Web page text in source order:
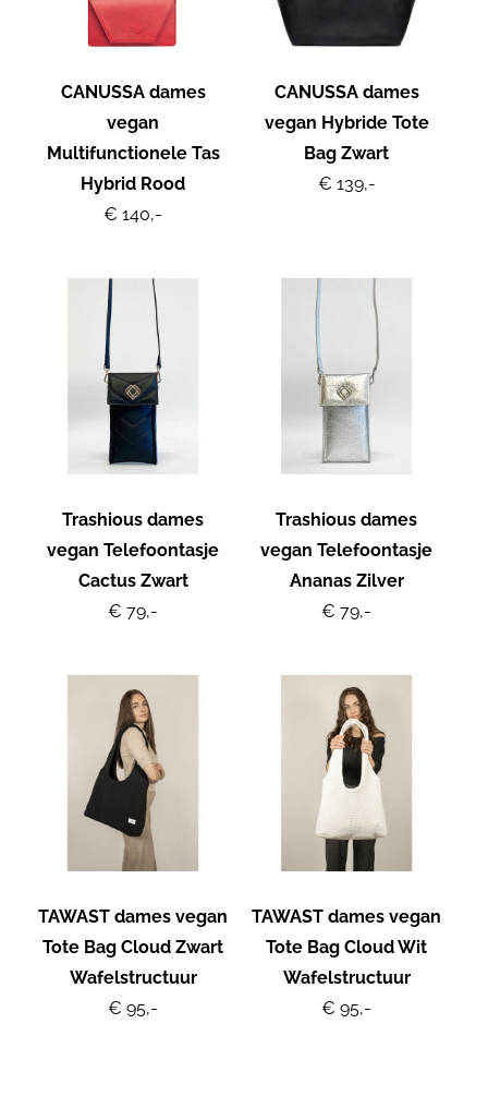
CANUSSA dames
vegan
Multifunctionele Tas
Hybrid Rood
€ 140,-
CANUSSA dames
vegan Hybride Tote
Bag Zwart
€ 139,-
Trashious dames
vegan Telefoontasje
Cactus Zwart
€ 79,-
Trashious dames
vegan Telefoontasje
Ananas Zilver
€ 79,-
TAWAST dames vegan
Tote Bag Cloud Zwart
Wafelstructuur
€ 95,-
TAWAST dames vegan
Tote Bag Cloud Wit
Wafelstructuur
€ 95,-